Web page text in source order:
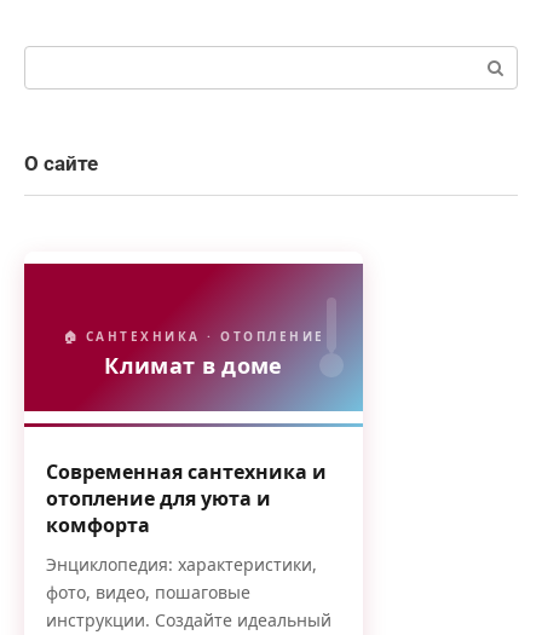
О сайте
🏠 САНТЕХНИКА · ОТОПЛЕНИЕ
Климат в доме
Современная сантехника и
отопление для уюта и
комфорта
Энциклопедия: характеристики,
фото, видео, пошаговые
инструкции. Создайте идеальный